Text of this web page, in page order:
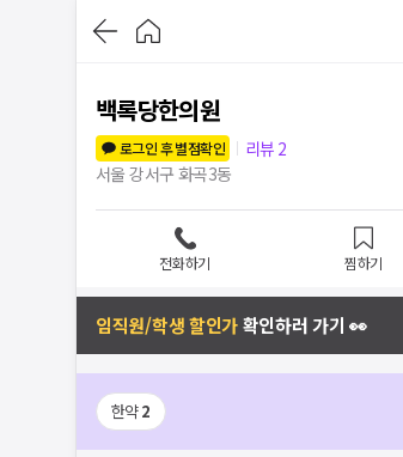
백록당한의원
로그인 후 별점확인
리뷰 2
서울 강서구 화곡3동
전화하기 찜하기
임직원/학생 할인가확인하러 가기 👀
한약2